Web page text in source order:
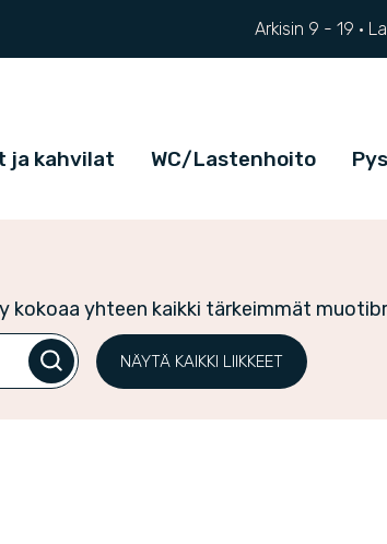
Arkisin 9 - 19 · La
ja kahvilat WC/Lastenhoito
kokoaa yhteen kaikki tärkeimmät
NÄYTÄ KAIKKI LIIKKEET